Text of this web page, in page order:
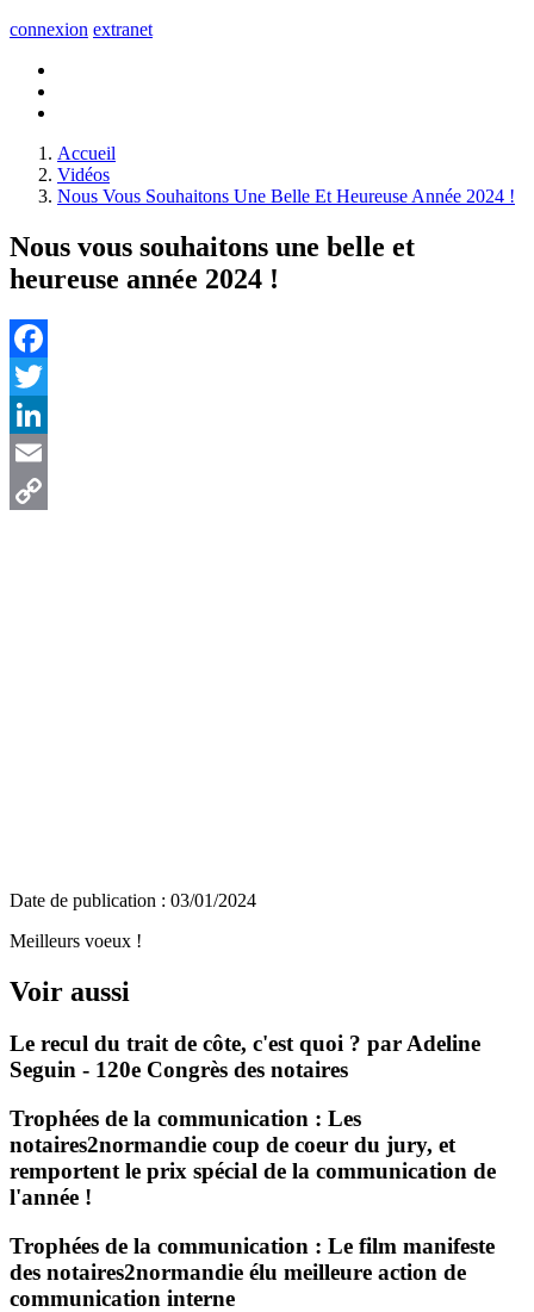
connexion extranet
Accueil
Vidéos
Nous Vous Souhaitons Une Belle Et Heureuse Année 2024 !
Nous vous souhaitons une belle et
heureuse année 2024 !
Facebook
Twitter
LinkedIn
Email
Date de publication : 03/01/2024
Meilleurs voeux !
Voir aussi
Le recul du trait de côte, c'est quoi ? par Adeline
Seguin - 120e Congrès des notaires
Trophées de la communication : Les
notaires2normandie coup de coeur du jury, et
remportent le prix spécial de la communication de
l'année !
Trophées de la communication : Le film manifeste
des notaires2normandie élu meilleure action de
communication interne